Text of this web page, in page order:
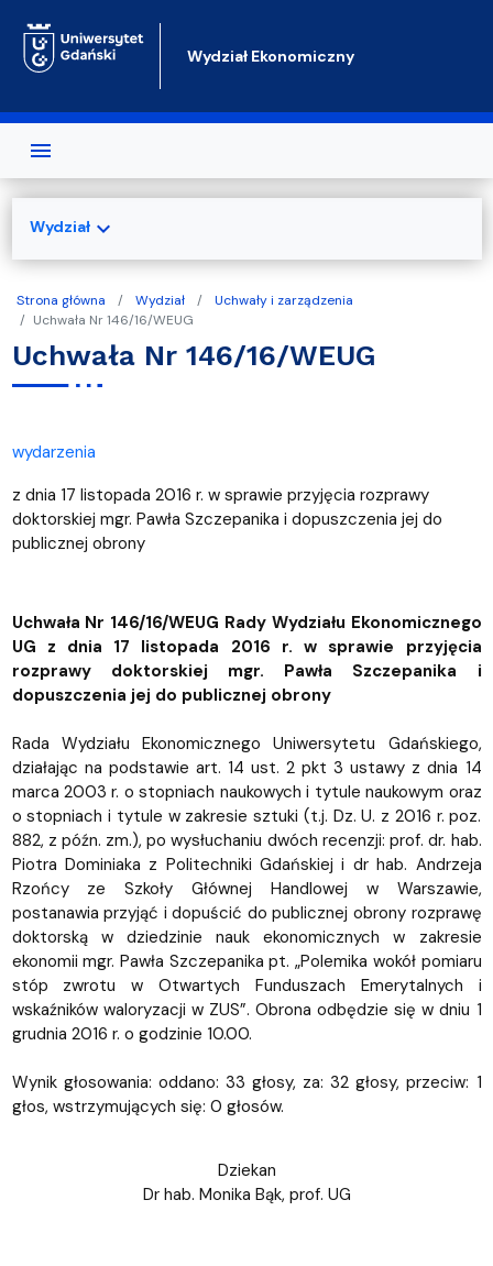
Wydział Ekonomiczny
Strona główna Wydział
Uchwały i zarządzenia
Uchwała Nr 146/16/WEUG
Uchwała Nr 146/16/WEUG
wydarzenia
z dnia 17 listopada 2016 r. w sprawie przyjęcia rozprawy
doktorskiej mgr. Pawła Szczepanika i dopuszczenia jej do
publicznej obrony
Uchwała Nr 146/16/WEUG Rady Wydziału Ekonomicznego
UG z dnia 17 listopada 2016 r. w sprawie przyjęcia
rozprawy doktorskiej mgr. Pawła Szczepanika i
dopuszczenia jej do publicznej obrony
Rada Wydziału Ekonomicznego Uniwersytetu Gdańskiego,
działając na podstawie art. 14 ust. 2 pkt 3 ustawy z dnia 14
marca 2003 r. o stopniach naukowych i tytule naukowym oraz
o stopniach i tytule w zakresie sztuki (t.j. Dz. U. z 2016 r. poz.
882, z późn. zm.), po wysłuchaniu dwóch recenzji: prof. dr. hab.
Piotra Dominiaka z Politechniki Gdańskiej i dr hab. Andrzeja
Rzońcy ze Szkoły Głównej Handlowej w Warszawie,
postanawia przyjąć i dopuścić do publicznej obrony rozprawę
doktorską w dziedzinie nauk ekonomicznych w zakresie
ekonomii mgr. Pawła Szczepanika pt. „Polemika wokół pomiaru
stóp zwrotu w Otwartych Funduszach Emerytalnych i
wskaźników waloryzacji w ZUS”. Obrona odbędzie się w dniu 1
grudnia 2016 r. o godzinie 10.00.
Wynik głosowania: oddano: 33 głosy, za: 32 głosy, przeciw: 1
głos, wstrzymujących się: 0 głosów.
Dziekan
Dr hab. Monika Bąk, prof. UG
Wydziałexpand_more